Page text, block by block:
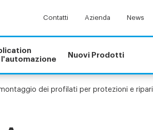
Contatti Azienda News
l'automazione
Nuovi Prodotti
dei profilati per protezioni e ripari